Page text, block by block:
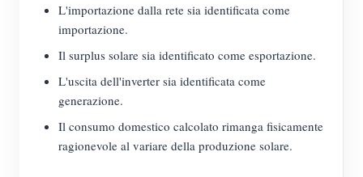
L'importazione dalla rete sia identificata come
importazione.
Il surplus solare sia identificato come esportazione.
L'uscita dell'inverter sia identificata come
generazione.
Il consumo domestico calcolato rimanga fisicamente
ragionevole al variare della produzione solare.